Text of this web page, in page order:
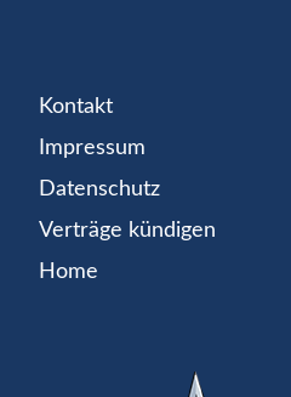
Kontakt
Impressum
Datenschutz
Verträge kündigen
Home